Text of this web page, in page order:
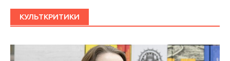
КУЛЬТКРИТИКИ